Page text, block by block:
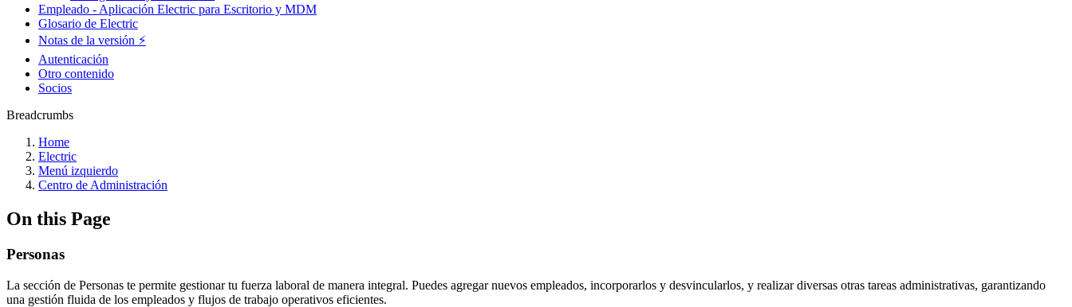
Empleado - Aplicación Electric para Escritorio y MDM
Glosario de Electric
Notas de la versión ⚡️
Autenticación
Otro contenido
Socios
Breadcrumbs
Home
Electric
Menú izquierdo
Centro de Administración
On this Page
Personas
La sección de Personas te permite gestionar tu fuerza laboral de manera integral. Puedes agregar nuevos empleados, incorporarlos y desvincularlos, y realizar diversas otras tareas administrativas, garantizando
una gestión fluida de los empleados y flujos de trabajo operativos eficientes.